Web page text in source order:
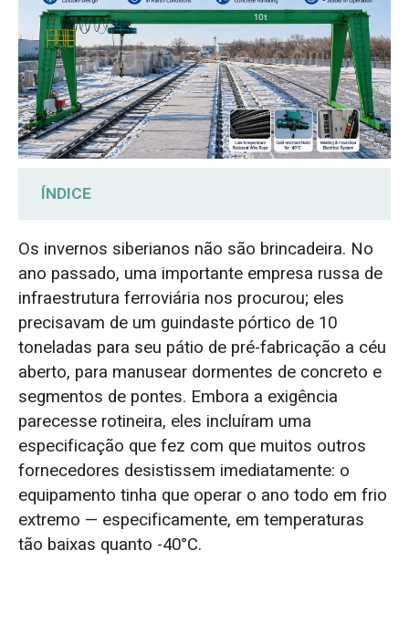
ÍNDICE
Atendendo às necessidades do cliente: um
guindaste pórtico projetado para os
invernos siberianos.
Projetado sob medida para -40°C: Quatro
principais melhorias de engenharia
1. Prevenção da fragilização por frio e
fissuração estrutural do aço a -40°C
2. Prevenção de congelamento elétrico e
curto-circuitos por umidade em temperaturas
extremamente baixas
3. Atendendo aos requisitos de identidade
Os invernos siberianos não são brincadeira. No
ano passado, uma importante empresa russa de
infraestrutura ferroviária nos procurou; eles
precisavam de um guindaste pórtico de 10
toneladas para seu pátio de pré-fabricação a céu
aberto, para manusear dormentes de concreto e
segmentos de pontes. Embora a exigência
parecesse rotineira, eles incluíram uma
especificação que fez com que muitos outros
fornecedores desistissem imediatamente: o
equipamento tinha que operar o ano todo em frio
extremo — especificamente, em temperaturas
tão baixas quanto -40°C.